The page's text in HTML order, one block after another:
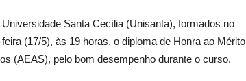
Santa Cecília (Unisanta), formados no
(17/5), às 19 horas, o diploma de Honra ao Mérito
(AEAS), pelo bom desempenho durante o curso.